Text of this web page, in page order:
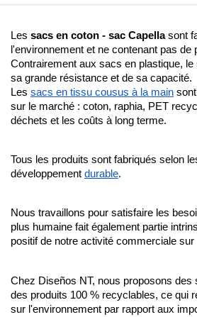
Les sacs en coton - sac Capella sont
l'environnement et ne contenant pas
Contrairement aux sacs en plastique, le
sa grande résistance et de sa capacité.
Les sacs en tissu cousus à la main
sur le marché : coton, raphia, PET
déchets et les coûts à long terme.
Tous les produits sont fabriqués selon
développement durable.
Nous travaillons pour satisfaire les
plus humaine fait également partie
positif de notre activité commerciale
Chez Diseños NT, nous proposons
des produits 100 % recyclables, ce qui
sur l'environnement par rapport aux